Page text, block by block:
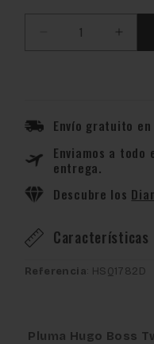
Reducir
Boss
Gun
HSQ1782D
Boss
Gun
Envío gratuito
Enviamos a todo
entrega.
Descubre los
Características
Referencia : HSQ1782D
Pluma Hugo Boss